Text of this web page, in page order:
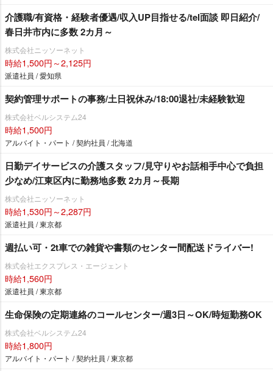
介護職/有資格・経験者優遇/収入UP目指せる/tel面談 即日紹介/
春日井市内に多数 2カ月～
株式会社ニッソーネット
時給1,500円～2,125円
派遣社員 / 愛知県
契約管理サポートの事務/土日祝休み/18:00退社/未経験歓迎
株式会社ベルシステム24
時給1,500円
アルバイト・パート / 契約社員 / 北海道
日勤デイサービスの介護スタッフ/見守りやお話相手中心で負担
少なめ/江東区内に勤務地多数 2カ月～長期
株式会社ニッソーネット
時給1,530円～2,287円
派遣社員 / 東京都
週払い可・2t車での雑貨や書類のセンター間配送ドライバー!
株式会社エクスプレス・エージェント
時給1,560円
派遣社員 / 東京都
生命保険の定期連絡のコールセンター/週3日～OK/時短勤務OK
株式会社ベルシステム24
時給1,800円
アルバイト・パート / 契約社員 / 東京都